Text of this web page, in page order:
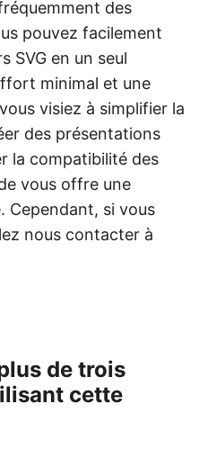
des
pouvez facilement
SVG en un seul
minimal et une
visiez à simplifier la
des présentations
la compatibilité des
vous offre une
Cependant, si vous
nous contacter à
de trois
cette